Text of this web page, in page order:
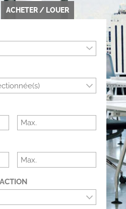
ACHETER / LOUER